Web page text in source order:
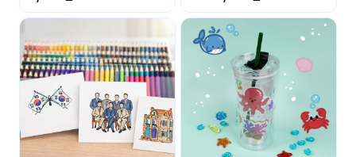
커
뮤
니
티
공지
사항
이벤
트